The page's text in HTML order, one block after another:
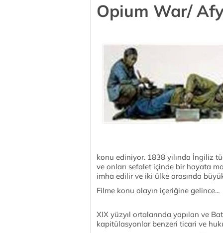
Opium War/
konu ediniyor. 1838 yılında İngiliz
ve onları sefalet içinde bir hayata
imha edilir ve iki ülke arasında
Filme konu olayın içeriğine gelince...
XIX yüzyıl ortalarında yapılan ve
kapitülasyonlar benzeri ticari ve